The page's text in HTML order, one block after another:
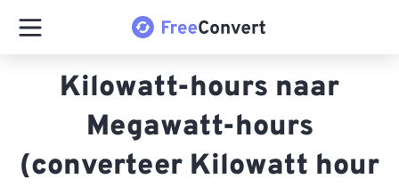
Kilowatt-hours naar
Megawatt-hours
(converteer Kilowatt hour